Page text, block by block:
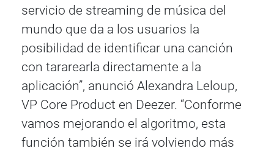
servicio de streaming de música del
mundo que da a los usuarios la
posibilidad de identificar una canción
con tararearla directamente a la
aplicación”, anunció Alexandra Leloup,
VP Core Product en Deezer. “Conforme
vamos mejorando el algoritmo, esta
función también se irá volviendo más